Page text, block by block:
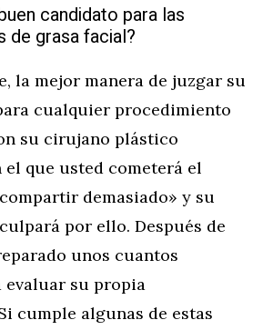
candidato para las
de grasa facial?
la mejor manera de juzgar su
cualquier procedimiento
su cirujano plástico
que usted cometerá el
demasiado» y su
por ello. Después de
unos cuantos
evaluar su propia
cumple algunas de estas